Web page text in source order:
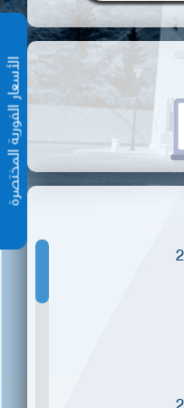
الأسعار